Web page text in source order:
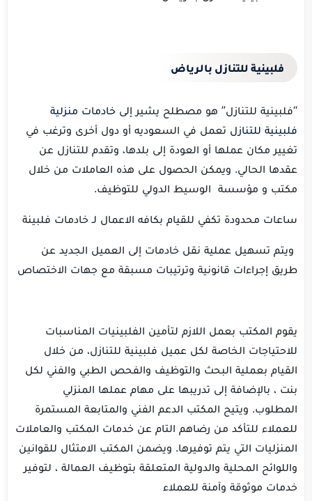
فلبينية للتنازل بالرياض
“فلبينية للتنازل” هو مصطلح يشير إلى خادمات منزلية
فلبينية للتنازل تعمل في السعوديه أو دول أخرى وترغب في
تغيير مكان عملها أو العودة إلى بلدها، وتقدم للتنازل عن
عقدها الحالي. ويمكن الحصول على هذه العاملات من خلال
مكتب و مؤسسة الوسيط الدولي للتوظيف.
ساعات محدودة تكفي للقيام بكافه الاعمال لـ خادمات فلبينة
ويتم تسهيل عملية نقل خادمات إلى العميل الجديد عن
طريق إجراءات قانونية وترتيبات مسبقة مع جهات الاختصاص
يقوم المكتب بعمل اللازم لتأمين الفلبينيات المناسبات
للاحتياجات الخاصة لكل عميل فلبينية للتنازل، من خلال
القيام بعملية البحث والتوظيف والفحص الطبي والفني لكل
بنت ، بالإضافة إلى تدريبها على مهام عملها المنزلي
المطلوب. ويتيح المكتب الدعم الفني والمتابعة المستمرة
للعملاء للتأكد من رضاهم التام عن خدمات المكتب والعاملات
المنزليات التي يتم توفيرها. ويضمن المكتب الامتثال للقوانين
واللوائح المحلية والدولية المتعلقة بتوظيف العمالة ، لتوفير
خدمات موثوقة وآمنة للعملاء